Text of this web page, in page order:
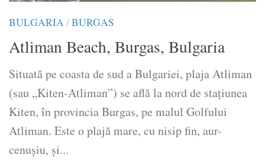
BULGARIA/BURGAS
Atliman Beach, Burgas, Bulgaria
Situată pe coasta de sud a Bulgariei, plaja Atliman
(sau „Kiten-Atliman”) se află la nord de stațiunea
Kiten, în provincia Burgas, pe malul Golfului
Atliman. Este o plajă mare, cu nisip fin, aur-
cenușiu, și...